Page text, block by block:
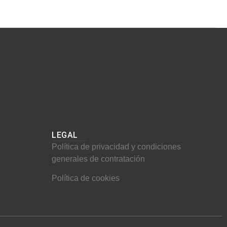
LEGAL
Política de privacidad y condiciones
generales de contratación
Política de cookies